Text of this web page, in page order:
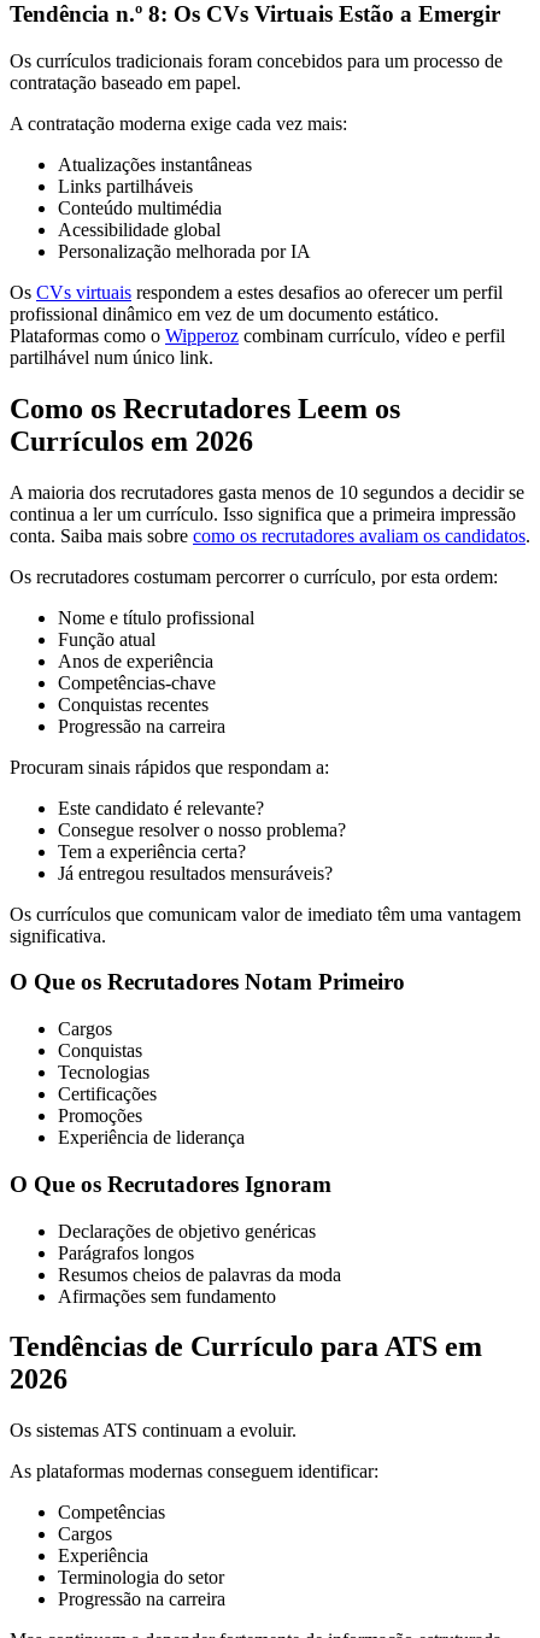
Tendência n.º 8: Os CVs Virtuais Estão a Emergir
Os currículos tradicionais foram concebidos para um processo de
contratação baseado em papel.
A contratação moderna exige cada vez mais:
Atualizações instantâneas
Links partilháveis
Conteúdo multimédia
Acessibilidade global
Personalização melhorada por IA
Os CVs virtuais respondem a estes desafios ao oferecer um perfil
profissional dinâmico em vez de um documento estático.
Plataformas como o Wipperoz combinam currículo, vídeo e perfil
partilhável num único link.
Como os Recrutadores Leem os
Currículos em 2026
A maioria dos recrutadores gasta menos de 10 segundos a decidir se
continua a ler um currículo. Isso significa que a primeira impressão
conta. Saiba mais sobre como os recrutadores avaliam os candidatos.
Os recrutadores costumam percorrer o currículo, por esta ordem:
Nome e título profissional
Função atual
Anos de experiência
Competências-chave
Conquistas recentes
Progressão na carreira
Procuram sinais rápidos que respondam a:
Este candidato é relevante?
Consegue resolver o nosso problema?
Tem a experiência certa?
Já entregou resultados mensuráveis?
Os currículos que comunicam valor de imediato têm uma vantagem
significativa.
O Que os Recrutadores Notam Primeiro
Cargos
Conquistas
Tecnologias
Certificações
Promoções
Experiência de liderança
O Que os Recrutadores Ignoram
Declarações de objetivo genéricas
Parágrafos longos
Resumos cheios de palavras da moda
Afirmações sem fundamento
Tendências de Currículo para ATS em
2026
Os sistemas ATS continuam a evoluir.
As plataformas modernas conseguem identificar:
Competências
Cargos
Experiência
Terminologia do setor
Progressão na carreira